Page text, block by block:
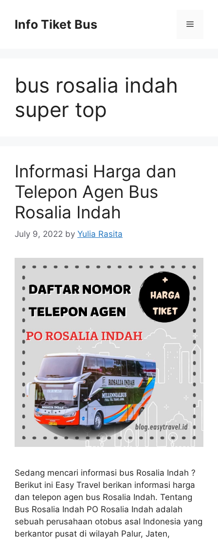
contentInfo Tiket Bus Menu
bus rosalia indah
super top
Informasi Harga dan
Telepon Agen Bus
Rosalia Indah
July 9, 2022 by Yulia Rasita
Sedang mencari informasi bus Rosalia Indah ?
Berikut ini Easy Travel berikan informasi harga
dan telepon agen bus Rosalia Indah. Tentang
Bus Rosalia Indah PO Rosalia Indah adalah
sebuah perusahaan otobus asal Indonesia yang
berkantor pusat di wilayah Palur, Jaten,